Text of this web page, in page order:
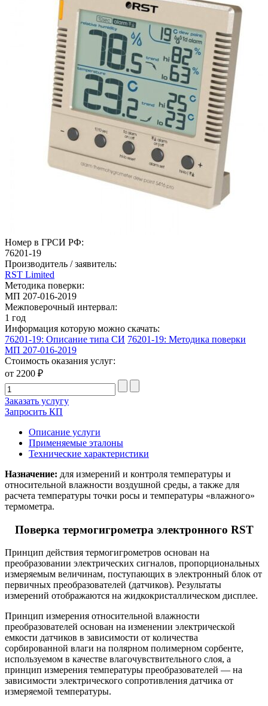
Номер в ГРСИ РФ:
76201-19
Производитель / заявитель:
RST Limited
Методика поверки:
МП 207-016-2019
Межповерочный интервал:
1 год
Информация которую можно скачать:
76201-19: Описание типа СИ 76201-19: Методика поверки
МП 207-016-2019
Стоимость оказания услуг:
от 2200 ₽
Заказать услугу
Запросить КП
Описание услуги
Применяемые эталоны
Технические характеристики
Назначение: для измерений и контроля температуры и
относительной влажности воздушной среды, а также для
расчета температуры точки росы и температуры «влажного»
термометра.
Поверка термогигрометра электронного RST
Принцип действия термогигрометров основан на
преобразовании электрических сигналов, пропорциональных
измеряемым величинам, поступающих в электронный блок от
первичных преобразователей (датчиков). Результаты
измерений отображаются на жидкокристаллическом дисплее.
Принцип измерения относительной влажности
преобразователей основан на изменении электрической
емкости датчиков в зависимости от количества
сорбированной влаги на полярном полимерном сорбенте,
используемом в качестве влагочувствительного слоя, а
принцип измерения температуры преобразователей — на
зависимости электрического сопротивления датчика от
измеряемой температуры.